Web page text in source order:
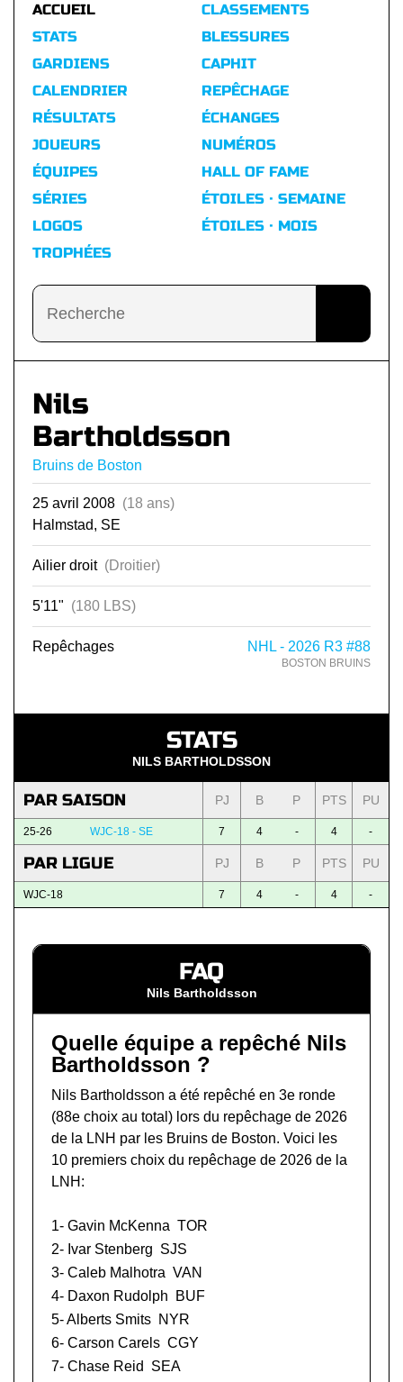
ACCUEIL
STATS
GARDIENS
CALENDRIER
RÉSULTATS
CLASSEMENTS
BLESSURES
CAPHIT
REPÊCHAGE
ÉCHANGES
JOUEURS
ÉQUIPES
SÉRIES
LOGOS
TROPHÉES
NUMÉROS
HALL OF FAME
ÉTOILES · SEMAINE
ÉTOILES · MOIS
Nils
Bartholdsson
Bruins de Boston
25 avril 2008 (18 ans)
Halmstad, SE
Ailier droit (Droitier)
5'11" (180 LBS)
Repêchages NHL - 2026 R3 #88
BOSTON BRUINS
STATS
NILS BARTHOLDSSON
PAR SAISON PJ B P PTS PU
25-26 WJC-18 - SE 7 4 - 4 -
PAR LIGUE PJ B P PTS PU
WJC-18 7 4 - 4 -
FAQ
Nils Bartholdsson
Quelle équipe a repêché Nils
Bartholdsson ?
Nils Bartholdsson a été repêché en 3e ronde
(88e choix au total) lors du repêchage de 2026
de la LNH par les Bruins de Boston. Voici les
10 premiers choix du repêchage de 2026 de la
LNH:
1- Gavin McKenna TOR
2- Ivar Stenberg SJS
3- Caleb Malhotra VAN
4- Daxon Rudolph
BUF
5-Alberts Smits NYR
6- Carson Carels CGY
7- Chase Reid SEA